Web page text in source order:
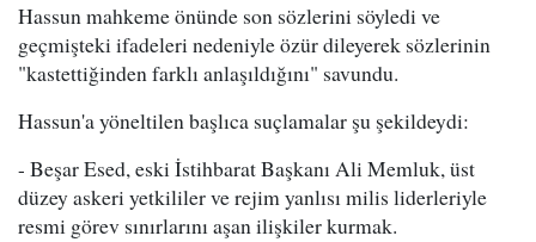
Hassun mahkeme önünde son sözlerini söyledi ve
geçmişteki ifadeleri nedeniyle özür dileyerek sözlerinin
"kastettiğinden farklı anlaşıldığını" savundu.
Hassun'a yöneltilen başlıca suçlamalar şu şekildeydi:
- Beşar Esed, eski İstihbarat Başkanı Ali Memluk, üst
düzey askeri yetkililer ve rejim yanlısı milis liderleriyle
resmi görev sınırlarını aşan ilişkiler kurmak.